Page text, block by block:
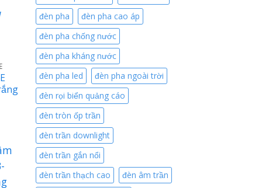
₫.
đèn pha
đèn pha cao áp
đèn pha chống nước
đèn pha kháng nước
đèn pha led
đèn pha ngoài trời
đèn rọi biển quảng cáo
đèn tròn ốp trần
đèn trần downlight
đèn trần gắn nổi
đèn trần thạch cao
đèn âm trần